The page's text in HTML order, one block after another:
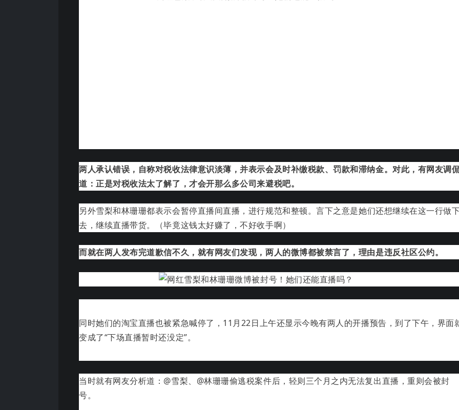
两人承认错误，自称对税收法律意识淡薄，并表示会及时补缴税款、罚款和滞纳金。对此，有网友调
道：正是对税收法太了解了，才会开那么多公司来避税吧。
另外雪梨和林珊珊都表示会暂停直播间直播，进行规范和整顿。言下之意是她们还想继续在这一行做
去 ，继续直播带货。（毕竟这钱太好赚了，不好收手啊）
而就在两人发布完道歉信不久，就有网友们发现，两人的微博都被禁言了，理由是违反社区公约。
同时她们的淘宝直播也被紧急喊停了，11月22日上午还显示今晚有两人的开播预告，到了下午，界面
变成了“下场直播暂时还没定”。
当时就有网友分析道：@雪梨、@林珊珊偷逃税案件后，轻则三个月之内无法复出直播，重则会被封
号。